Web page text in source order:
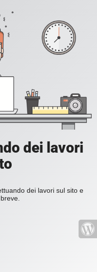
dei lavori
dei lavori sul sito e